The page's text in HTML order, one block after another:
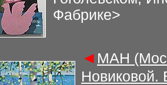
Фабрике>
◄ МАН
Новиковой.